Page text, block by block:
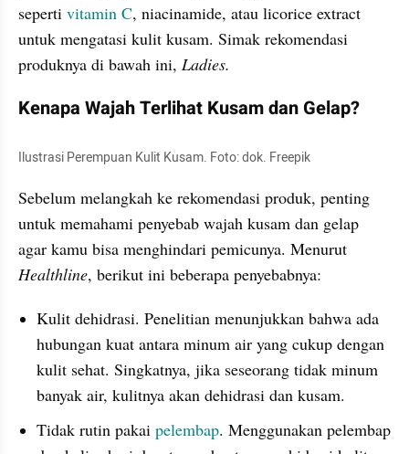
seperti vitamin C, niacinamide, atau licorice extract
untuk mengatasi kulit kusam. Simak rekomendasi
produknya di bawah ini, Ladies.
Kenapa Wajah Terlihat Kusam dan Gelap?
Ilustrasi Perempuan Kulit Kusam. Foto: dok. Freepik
Sebelum melangkah ke rekomendasi produk, penting
untuk memahami penyebab wajah kusam dan gelap
Healthline, berikut ini beberapa penyebabnya:
Kulit dehidrasi. Penelitian menunjukkan bahwa ada
hubungan kuat antara minum air yang cukup dengan
kulit sehat. Singkatnya, jika seseorang tidak minum
banyak air, kulitnya akan dehidrasi dan kusam.
Tidak rutin pakai pelembap. Menggunakan pelembap